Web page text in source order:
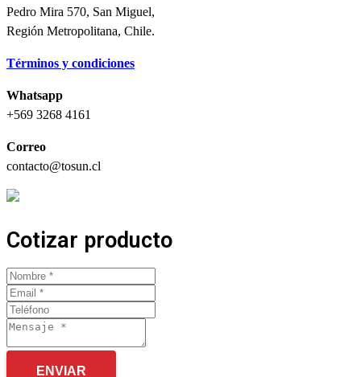
Pedro Mira 570, San Miguel,
Región Metropolitana, Chile.
Términos y condiciones
Whatsapp
+569 3268 4161
Correo
contacto@tosun.cl
Cotizar producto
ENVIAR